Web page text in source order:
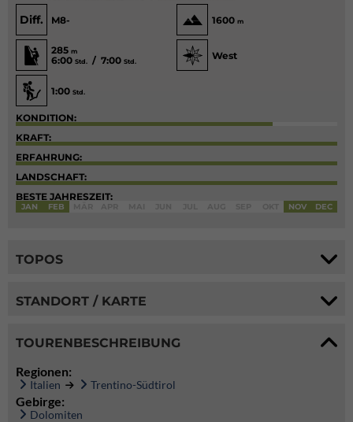
Diff. M8- 1600 m
285 m
6:00 Std. / 7:00 Std.
West
1:00 Std.
KONDITION:
KRAFT:
ERFAHRUNG:
LANDSCHAFT:
BESTE JAHRESZEIT:
JAN FEB NOV DEC
TOPOS
STANDORT / KARTE
TOURENBESCHREIBUNG
Regionen:
Italien Trentino-Südtirol
Gebirge:
Dolomiten